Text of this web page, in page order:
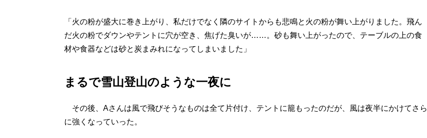
「火の粉が盛大に巻き上がり、私だけでなく隣のサイトからも悲鳴と火の粉が舞い上がりました。飛ん
だ火の粉でダウンやテントに穴が空き、焦げた臭いが……。砂も舞い上がったので、テーブルの上の食
材や食器などは砂と炭まみれになってしまいました」
まるで雪山登山のような一夜に
その後、Aさんは風で飛びそうなものは全て片付け、テントに籠もったのだが、風は夜半にかけてさら
に強くなっていった。